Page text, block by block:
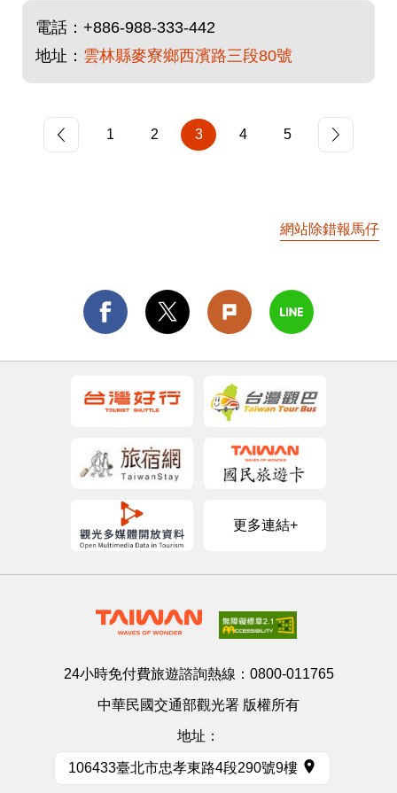
電話： +886-988-333-442
地址： 雲林縣麥寮鄉西濱路三段80號
1 2 3 4 5
網站除錯報馬仔
更多連結+
24小時免付費旅遊諮詢熱線： 0800-011765
中華民國交通部觀光署 版權所有
地址：
106433臺北市忠孝東路4段290號9樓